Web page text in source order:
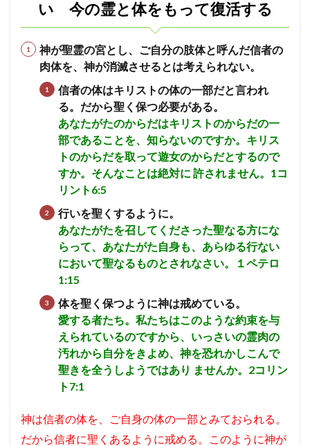
い 今の霊と体をもって復活する
神が聖霊の宮とし、ご自分の肢体と呼んだ信者の
肉体を、神が消滅させるとは考えられない。
信者の体はキリストの体の一部だと言われ
る。だから聖く保つ必要がある。
あなたがたのからだはキリストのからだの一
部であることを、知らないのですか。キリス
トのからだを取って遊女のからだとするので
すか。そんなことは絶対に 許されません。1コ
リント6:5
行いを聖くするように。
あなたがたを召してくださった聖なる方にな
らって、あなたがた自身も、あらゆる行ない
において聖なるものとされなさい。１ペテロ
1:15
体を聖く保つように神は戒めている。
愛する者たち。私たちはこのような約束を与
えられているのですから、いっさいの霊肉の
汚れから自分をきよめ、神を恐れかしこんで
聖きを全うしようではあり ませんか。2コリン
ト7:1
神は信者の体を、ご自身の体の一部とみておられる。
だから信者に聖くあるように戒める。
このように神が